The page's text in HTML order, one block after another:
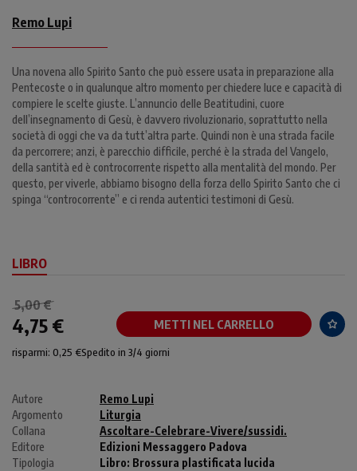
Remo Lupi
Una novena allo Spirito Santo che può essere usata in preparazione alla
Pentecoste o in qualunque altro momento per chiedere luce e capacità di
compiere le scelte giuste. L’annuncio delle Beatitudini, cuore
dell’insegnamento di Gesù, è davvero rivoluzionario, soprattutto nella
società di oggi che va da tutt’altra parte. Quindi non è una strada facile
da percorrere; anzi, è parecchio difficile, perché è la strada del Vangelo,
della santità ed è controcorrente rispetto alla mentalità del mondo. Per
questo, per viverle, abbiamo bisogno della forza dello Spirito Santo che ci
spinga “controcorrente” e ci renda autentici testimoni di Gesù.
LIBRO
5,00 €
4,75 € METTI NEL CARRELLO
risparmi: 0,25 €Spedito in 3/4 giorni
Autore
Remo Lupi
Argomento
Liturgia
Collana
Ascoltare-Celebrare-Vivere/sussidi.
Editore
Edizioni Messaggero Padova
Tipologia
Libro: Brossura plastificata lucida